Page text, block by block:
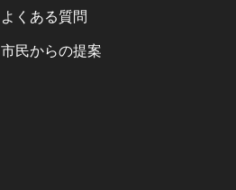
よくある質問
市民からの提案